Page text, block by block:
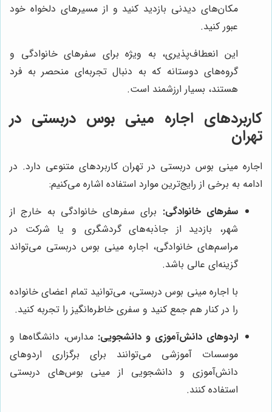
مکان‌های دیدنی بازدید کنید و از مسیرهای دلخواه خود
عبور کنید.
این انعطاف‌پذیری، به ویژه برای سفرهای خانوادگی و
گروه‌های دوستانه که به دنبال تجربه‌ای منحصر به فرد
هستند، بسیار ارزشمند است.
کاربردهای اجاره مینی بوس دربستی در
تهران
اجاره مینی بوس دربستی در تهران کاربردهای متنوعی دارد. در
ادامه به برخی از رایج‌ترین موارد استفاده اشاره می‌کنیم:
سفرهای خانوادگی: برای سفرهای خانوادگی به خارج از
شهر، بازدید از جاذبه‌های گردشگری و یا شرکت در
مراسم‌های خانوادگی، اجاره مینی بوس دربستی می‌تواند
گزینه‌ای عالی باشد.
با اجاره مینی بوس دربستی، می‌توانید تمام اعضای خانواده
را در کنار هم جمع کنید و سفری خاطره‌انگیز را تجربه کنید.
اردوهای دانش‌آموزی و دانشجویی: مدارس، دانشگاه‌ها و
موسسات آموزشی می‌توانند برای برگزاری اردوهای
دانش‌آموزی و دانشجویی از مینی بوس‌های دربستی
استفاده کنند.